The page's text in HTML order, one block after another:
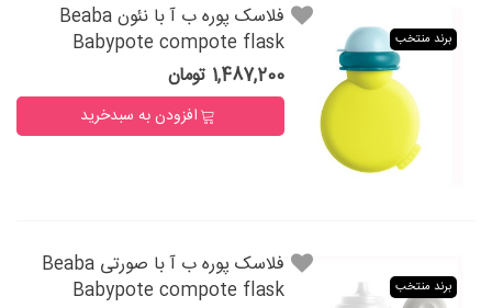
برند منتخب
فلاسک پوره ب آ با نئون Beaba
Babypote compote flask
1,487,200 تومان
افزودن به سبدخرید
برند منتخب
فلاسک پوره ب آ با صورتی Beaba
Babypote compote flask